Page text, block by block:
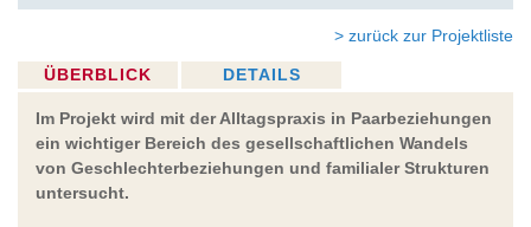
> zurück zur Projektliste
ÜBERBLICK DETAILS
Im Projekt wird mit der Alltagspraxis in Paarbeziehungen
ein wichtiger Bereich des gesellschaftlichen Wandels
von Geschlechterbeziehungen und familialer Strukturen
untersucht.